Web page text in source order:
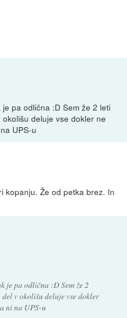
pa odlična :D Sem že 2 leti
deluje vse dokler ne
UPS-u
kopanju. Že od petka brez. In
je pa odlična :D Sem že 2
v okolišu deluje vse dokler
ni na UPS-u